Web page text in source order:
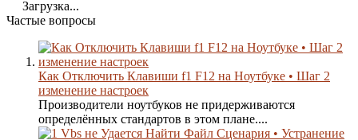
Загрузка...
Частые вопросы
Как Отключить Клавиши f1 F12 на Ноутбуке • Шаг 2
изменение настроек
Производители ноутбуков не придерживаются
определённых стандартов в этом плане....